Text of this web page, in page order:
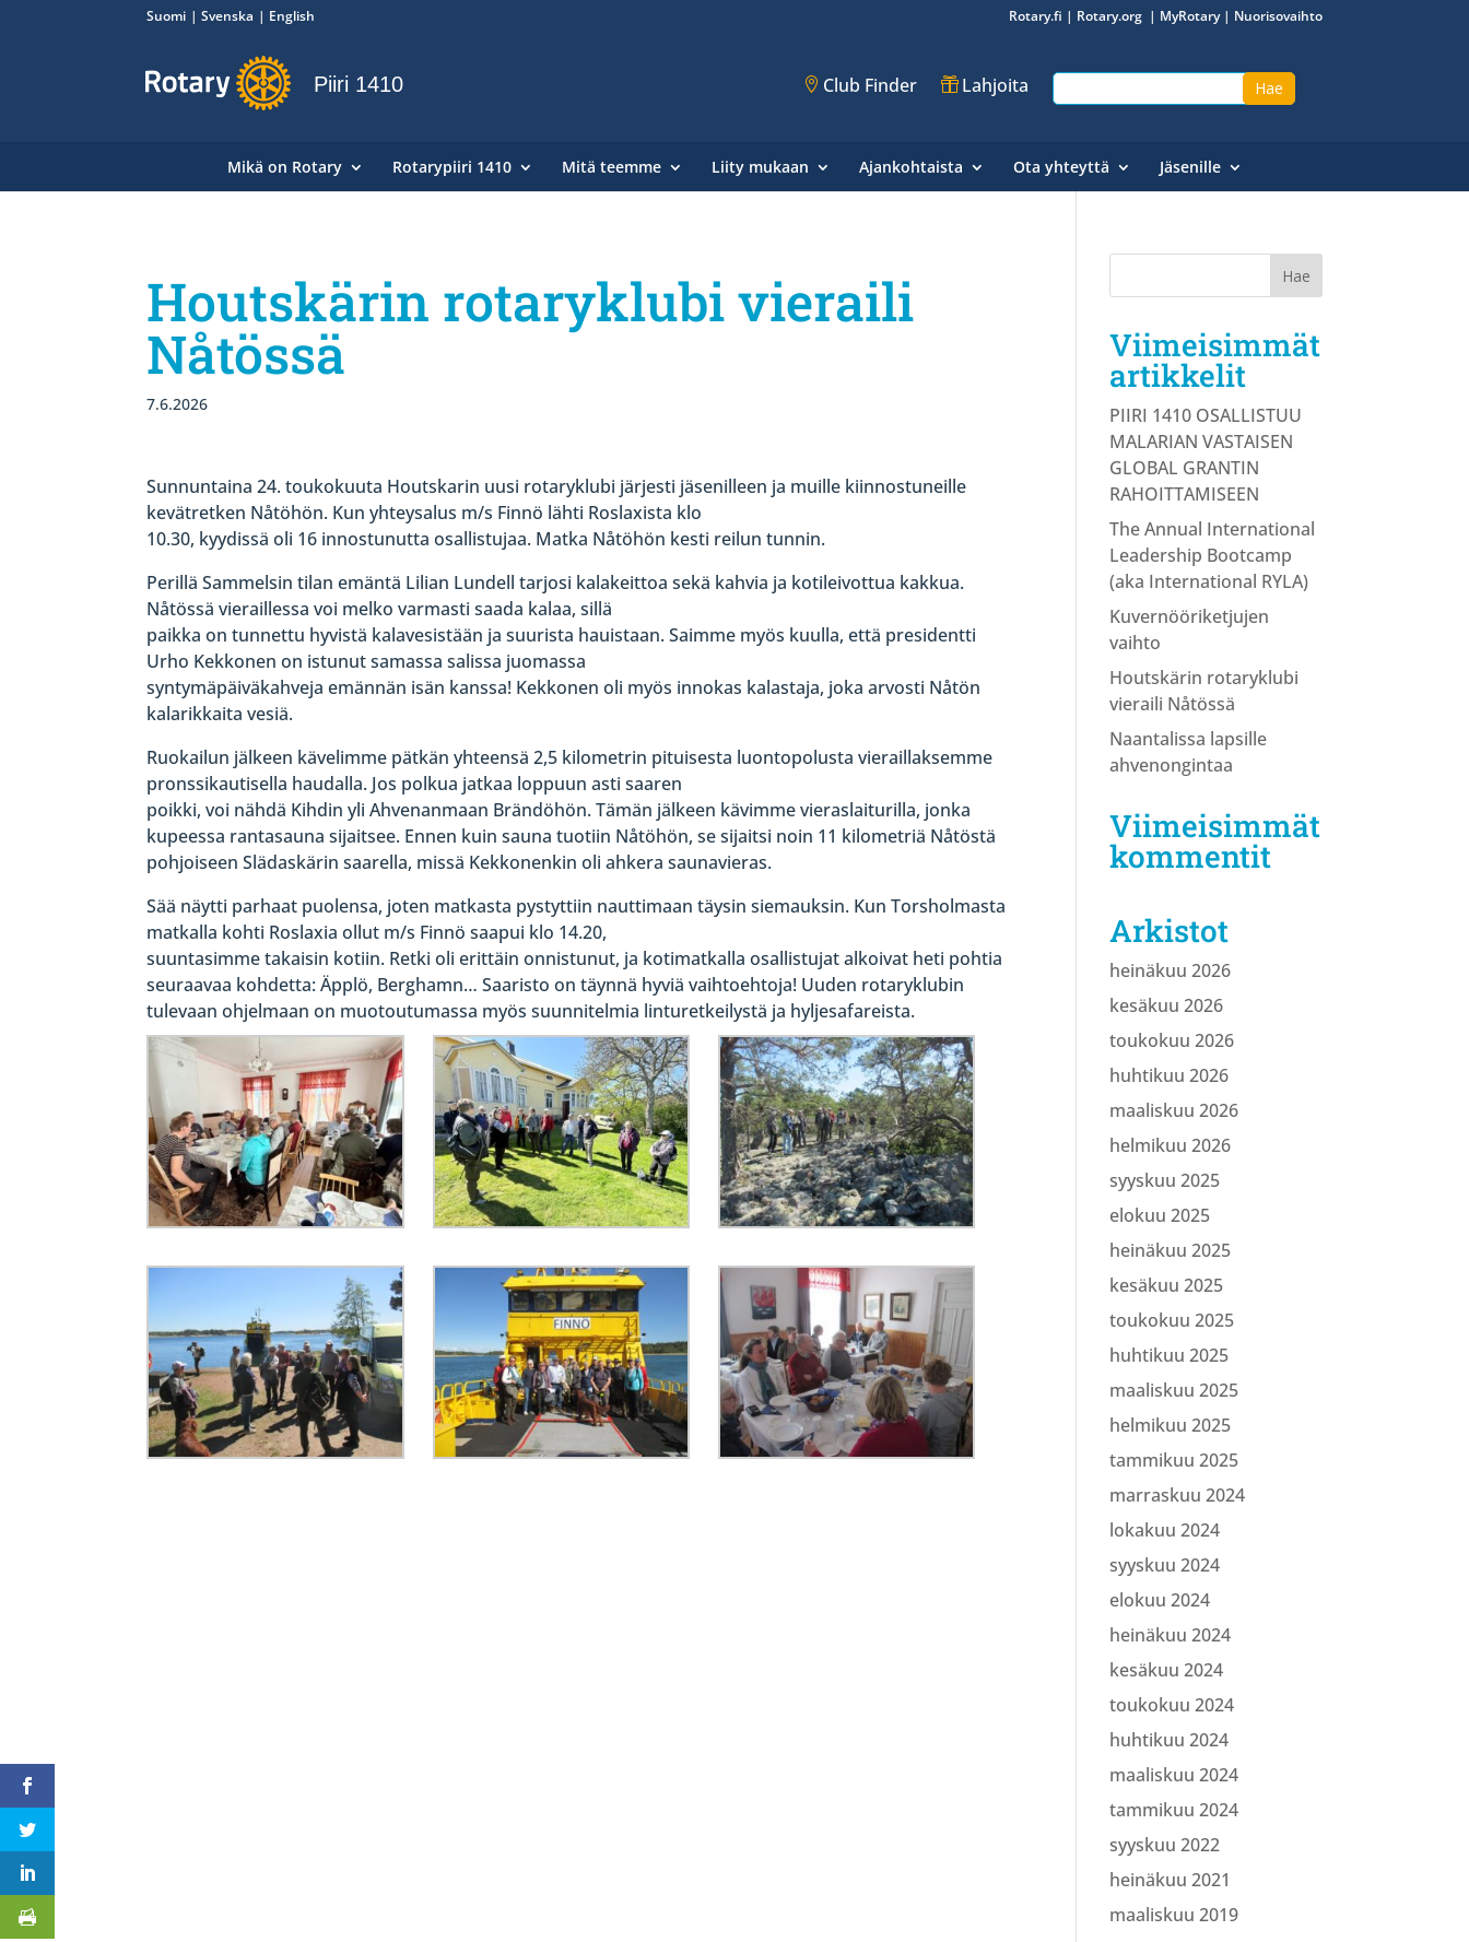
Suomi Svenska English Rotary.fi | Rotary.org | MyRotary| Nuorisovaihto
Piiri 1410 Club Finder Lahjoita
Mikä on Rotary Rotarypiiri 1410 Mitä teemme Liity mukaan Ajankohtaista Ota yhteyttä Jäsenille
Houtskärin rotaryklubi vieraili
Nåtössä
7.6.2026
Sunnuntaina 24. toukokuuta Houtskarin uusi rotaryklubi järjesti jäsenilleen ja muille kiinnostuneille
kevätretken Nåtöhön. Kun yhteysalus m/s Finnö lähti Roslaxista klo
10.30, kyydissä oli 16 innostunutta osallistujaa. Matka Nåtöhön kesti reilun tunnin.
Perillä Sammelsin tilan emäntä Lilian Lundell tarjosi kalakeittoa sekä kahvia ja kotileivottua kakkua.
Nåtössä vieraillessa voi melko varmasti saada kalaa, sillä
paikka on tunnettu hyvistä kalavesistään ja suurista hauistaan. Saimme myös kuulla, että presidentti
Urho Kekkonen on istunut samassa salissa juomassa
syntymäpäiväkahveja emännän isän kanssa! Kekkonen oli myös innokas kalastaja, joka arvosti Nåtön
kalarikkaita vesiä.
Ruokailun jälkeen kävelimme pätkän yhteensä 2,5 kilometrin pituisesta luontopolusta vieraillaksemme
pronssikautisella haudalla. Jos polkua jatkaa loppuun asti saaren
poikki, voi nähdä Kihdin yli Ahvenanmaan Brändöhön. Tämän jälkeen kävimme vieraslaiturilla, jonka
kupeessa rantasauna sijaitsee. Ennen kuin sauna tuotiin Nåtöhön, se sijaitsi noin 11 kilometriä Nåtöstä
pohjoiseen Slädaskärin saarella, missä Kekkonenkin oli ahkera saunavieras.
Sää näytti parhaat puolensa, joten matkasta pystyttiin nauttimaan täysin siemauksin. Kun Torsholmasta
matkalla kohti Roslaxia ollut m/s Finnö saapui klo 14.20,
suuntasimme takaisin kotiin. Retki oli erittäin onnistunut, ja kotimatkalla osallistujat alkoivat heti pohtia
seuraavaa kohdetta: Äpplö, Berghamn… Saaristo on täynnä hyviä vaihtoehtoja! Uuden rotaryklubin
tulevaan ohjelmaan on muotoutumassa myös suunnitelmia linturetkeilystä ja hyljesafareista.
Viimeisimmät
artikkelit
PIIRI 1410 OSALLISTUU
MALARIAN VASTAISEN
GLOBAL GRANTIN
RAHOITTAMISEEN
The Annual International
Leadership Bootcamp
(aka International RYLA)
Kuvernööriketjujen
vaihto
Houtskärin rotaryklubi
vieraili Nåtössä
Naantalissa lapsille
ahvenongintaa
Viimeisimmät
kommentit
Arkistot
heinäkuu 2026
kesäkuu 2026
toukokuu 2026
huhtikuu 2026
maaliskuu 2026
helmikuu 2026
syyskuu 2025
elokuu 2025
heinäkuu 2025
kesäkuu 2025
toukokuu 2025
huhtikuu 2025
maaliskuu 2025
helmikuu 2025
tammikuu 2025
marraskuu 2024
lokakuu 2024
syyskuu 2024
elokuu 2024
heinäkuu 2024
kesäkuu 2024
toukokuu 2024
huhtikuu 2024
maaliskuu 2024
tammikuu 2024
syyskuu 2022
heinäkuu 2021
maaliskuu 2019